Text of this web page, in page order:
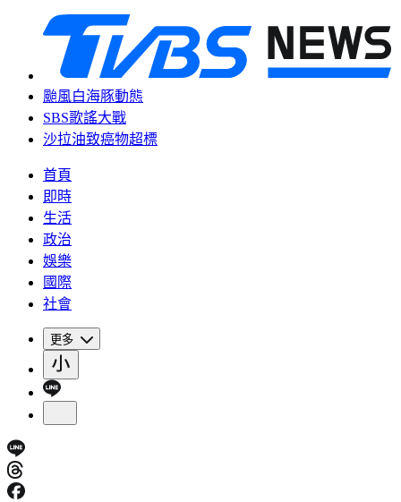
颱風白海豚動態
SBS歌謠大戰
沙拉油致癌物超標
首頁
即時
生活
政治
娛樂
國際
社會
更多